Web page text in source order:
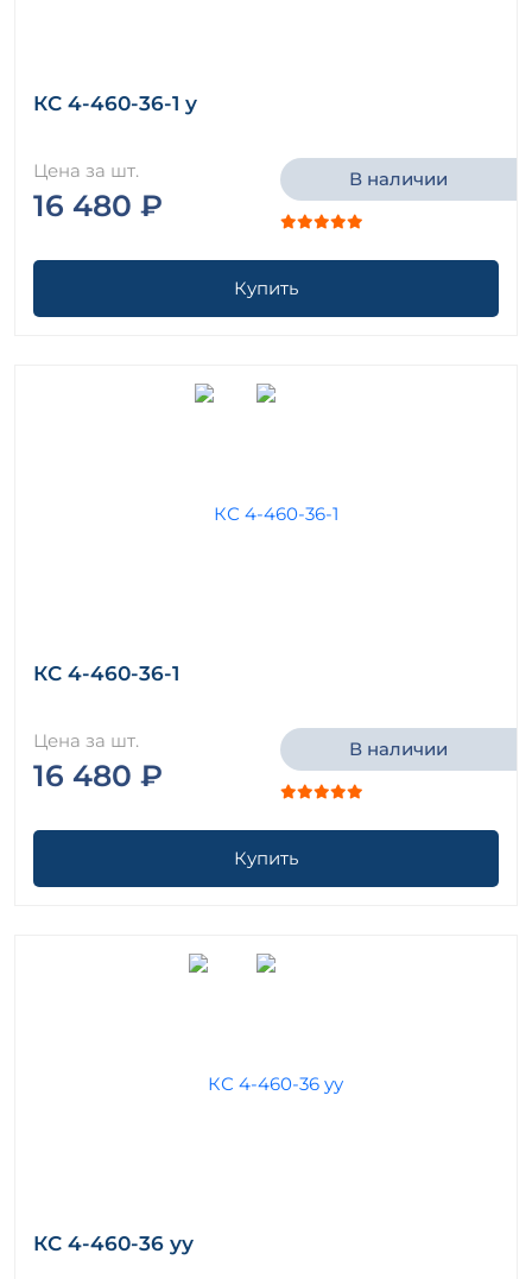
КС 4-460-36-1 у
Цена за шт.
16 480 ₽
В наличии
Купить
КС 4-460-36-1
Цена за шт.
16 480 ₽
В наличии
Купить
КС 4-460-36 уу